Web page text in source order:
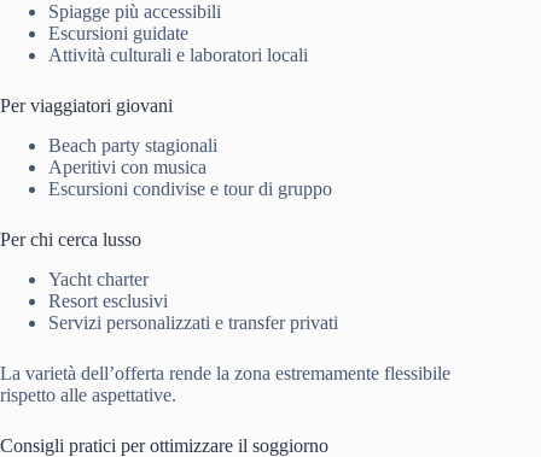
Spiagge più accessibili
Escursioni guidate
Attività culturali e laboratori locali
Per viaggiatori giovani
Beach party stagionali
Aperitivi con musica
Escursioni condivise e tour di gruppo
Per chi cerca lusso
Yacht charter
Resort esclusivi
Servizi personalizzati e transfer privati
La varietà dell’offerta rende la zona estremamente flessibile
rispetto alle aspettative.
Consigli pratici per ottimizzare il soggiorno